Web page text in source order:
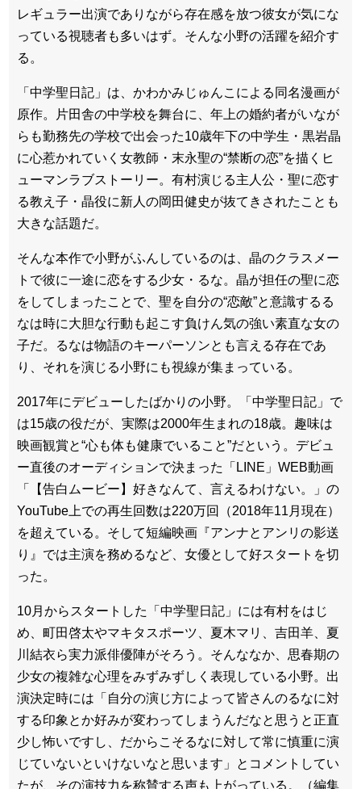
レギュラー出演でありながら存在感を放つ彼女が気にな
っている視聴者も多いはず。そんな小野の活躍を紹介す
る。
「中学聖日記」は、かわかみじゅんこによる同名漫画が
原作。片田舎の中学校を舞台に、年上の婚約者がいなが
らも勤務先の学校で出会った10歳年下の中学生・黒岩晶
に心惹かれていく女教師・末永聖の“禁断の恋”を描くヒ
ューマンラブストーリー。有村演じる主人公・聖に恋す
る教え子・晶役に新人の岡田健史が抜てきされたことも
大きな話題だ。
そんな本作で小野がふんしているのは、晶のクラスメー
トで彼に一途に恋をする少女・るな。晶が担任の聖に恋
をしてしまったことで、聖を自分の“恋敵”と意識するる
なは時に大胆な行動も起こす負けん気の強い素直な女の
子だ。るなは物語のキーパーソンとも言える存在であ
り、それを演じる小野にも視線が集まっている。
2017年にデビューしたばかりの小野。「中学聖日記」で
は15歳の役だが、実際は2000年生まれの18歳。趣味は
映画観賞と“心も体も健康でいること”だという。デビュ
ー直後のオーディションで決まった「LINE」WEB動画
「【告白ムービー】好きなんて、言えるわけない。」の
YouTube上での再生回数は220万回（2018年11月現在）
を超えている。そして短編映画『アンナとアンリの影送
り』では主演を務めるなど、女優として好スタートを切
った。
10月からスタートした「中学聖日記」には有村をはじ
め、町田啓太やマキタスポーツ、夏木マリ、吉田羊、夏
川結衣ら実力派俳優陣がそろう。そんななか、思春期の
少女の複雑な心理をみずみずしく表現している小野。出
演決定時には「自分の演じ方によって皆さんのるなに対
する印象とか好みが変わってしまうんだなと思うと正直
少し怖いですし、だからこそるなに対して常に慎重に演
じていないといけないなと思います」とコメントしてい
たが、その演技力を称賛する声も上がっている。（編集